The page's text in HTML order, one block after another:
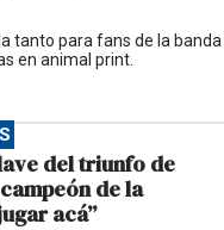
tanto para fans de la banda
en animal print.
del triunfo de
de la
acá”